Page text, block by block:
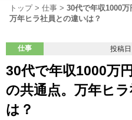
トップ 仕事
30代で年収1000万
万年ヒラ社員との違いは？
仕事 投稿
30代で年収1000万
の共通点。万年ヒ
は？